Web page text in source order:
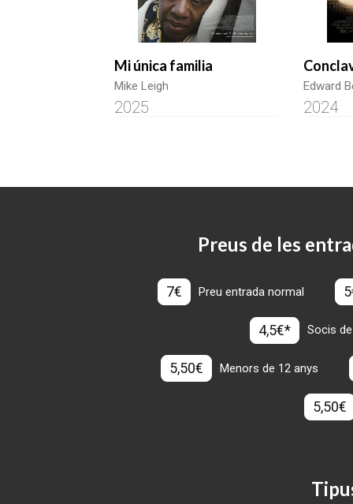
Mi única familia
Mike Leigh
2025
Edward
2024
Preus de les
7€ Preu entrada normal
4,5€* Socis
5,50€ Menors de 12 anys
5,50€